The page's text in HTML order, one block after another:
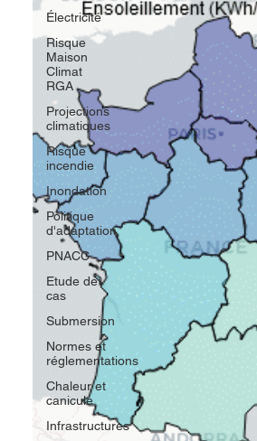
Électricité
Risque
Maison
Climat
RGA
Projections
climatiques
Risque
incendie
Inondation
Politique
d'adaptation
PNACC
Etude de
cas
Submersion
Normes et
réglementations
Chaleur et
canicule
Infrastructures